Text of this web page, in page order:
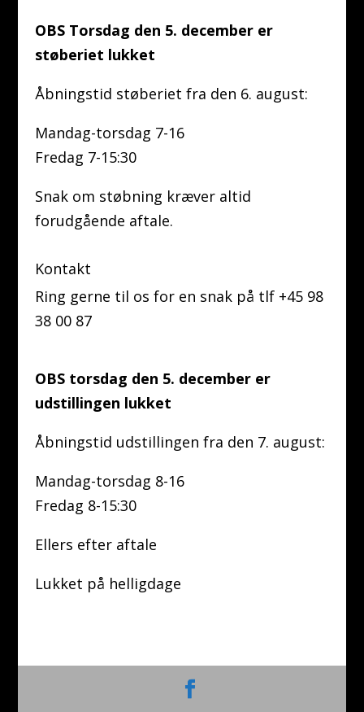
OBS Torsdag den 5. december er
støberiet lukket
Åbningstid støberiet fra den 6. august:
Mandag-torsdag 7-16
Fredag 7-15:30
Snak om støbning kræver altid
forudgående aftale.
Kontakt
Ring gerne til os for en snak på tlf +45 98
38 00 87
OBS torsdag den 5. december er
udstillingen lukket
Åbningstid udstillingen fra den 7. august:
Mandag-torsdag 8-16
Fredag 8-15:30
Ellers efter aftale
Lukket på helligdage